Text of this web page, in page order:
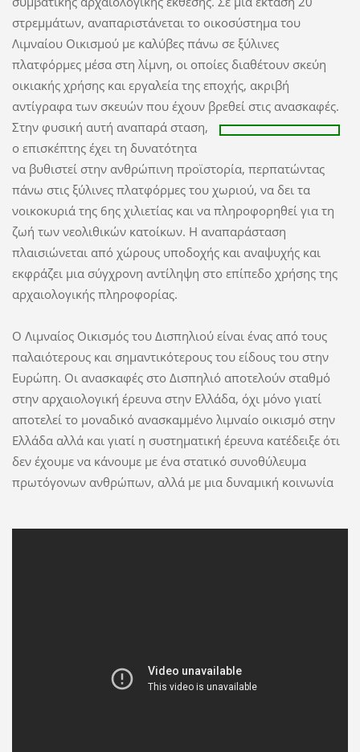
στρεμμάτων, αναπαριστάνεται το οικοσύστημα του
Λιμναίου Οικισμού με καλύβες πάνω σε ξύλινες
πλατφόρμες μέσα στη λίμνη, οι οποίες διαθέτουν σκεύη
οικιακής χρήσης και εργαλεία της εποχής, ακριβή
αντίγραφα των σκευών που έχουν βρεθεί στις ανασκαφές.
Στην φυσική αυτή αναπαρά σταση,
ο επισκέπτης έχει τη δυνατότητα
να βυθιστεί στην ανθρώπινη προϊστορία, περπατώντας
πάνω στις ξύλινες πλατφόρμες του χωριού, να δει τα
νοικοκυριά της 6ης χιλιετίας και να πληροφορηθεί για τη
ζωή των νεολιθικών κατοίκων. Η αναπαράσταση
πλαισιώνεται από χώρους υποδοχής και αναψυχής και
εκφράζει μια σύγχρονη αντίληψη στο επίπεδο χρήσης της
αρχαιολογικής πληροφορίας.
Ο Λιμναίος Οικισμός του Δισπηλιού είναι ένας από τους
παλαιότερους και σημαντικότερους του είδους του στην
Ευρώπη. Οι ανασκαφές στο Δισπηλιό αποτελούν σταθμό
στην αρχαιολογική έρευνα στην Ελλάδα, όχι μόνο γιατί
αποτελεί το μοναδικό ανασκαμμένο λιμναίο οικισμό στην
Ελλάδα αλλά και γιατί η συστηματική έρευνα κατέδειξε ότι
δεν έχουμε να κάνουμε με ένα στατικό συνοθύλευμα
πρωτόγονων ανθρώπων, αλλά με μια δυναμική κοινωνία